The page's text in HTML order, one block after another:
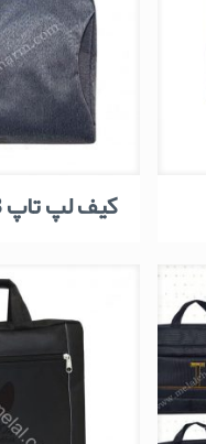
کیف لپ تاپ hb98